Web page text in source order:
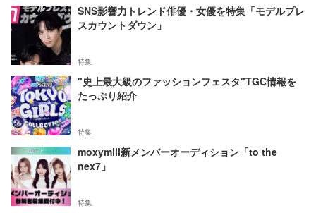
SNS影響力トレンド俳優・女優を特集「モデルプレ
スカウントダウン」
特集
"史上最大級のファッションフェスタ"TGC情報を
たっぷり紹介
特集
moxymill新メンバーオーディション「to the
nex7」
特集